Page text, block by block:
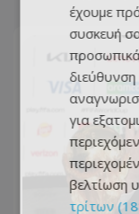
έχουμε
συσκευή
για
βελτίωση
τρίτων